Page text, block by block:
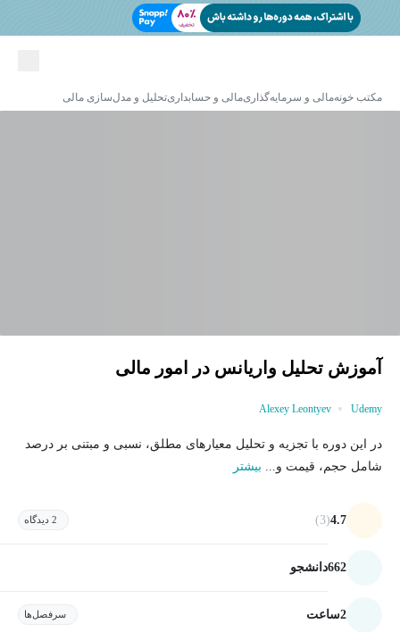
مکتب خونهمالی و سرمایه‌گذاریمالی و حسابداریتحلیل و مدل‌سازی مالی
آموزش تحلیل واریانس در امور مالی
Udemy
Alexey Leontyev
در این دوره با تجزیه و تحلیل معیارهای مطلق، نسبی و مبتنی بر درصد
شامل حجم، قیمت و... بیشتر
4.7
(3) 2 دیدگاه
662دانشجو
2ساعت سرفصل‌ها